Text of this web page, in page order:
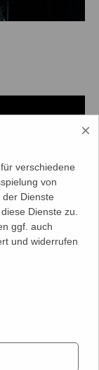
×
verschiedene
von
Dienste
Dienste zu.
ggf. auch
und widerrufen